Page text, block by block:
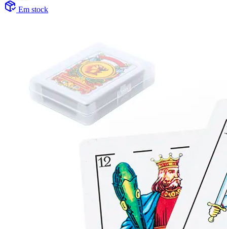
Em stock